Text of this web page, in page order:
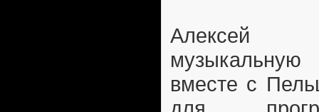
Алексей
вместе с